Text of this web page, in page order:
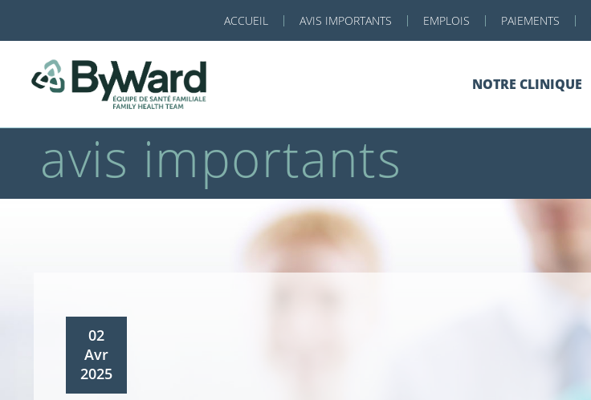
ACCUEIL AVIS IMPORTANTS EMPLOIS PAIEMENTS
NOTRE CLINIQUE
avis importants
02
Avr
2025